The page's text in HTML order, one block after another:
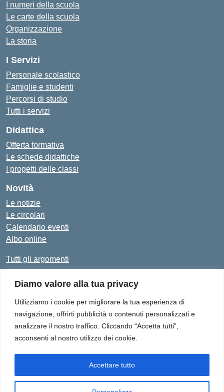
Diamo valore alla tua privacy
Utilizziamo i cookie per migliorare la tua esperienza di
navigazione, offrirti pubblicità o contenuti personalizzati e
analizzare il nostro traffico. Cliccando “Accetta tutti”,
acconsenti al nostro utilizzo dei cookie.
Accettare tutto
I numeri della scuola
Le carte della scuola
Organizzazione
La storia
I Servizi
Personale scolastico
Famiglie e studenti
Percorsi di studio
Tutti i servizi
Didattica
Offerta formativa
Le schede didattiche
I progetti delle classi
Novità
Le notizie
Le circolari
Calendario eventi
Albo online
Tutti gli argomenti
Amministrazione TrasparenteAlbo Online
Dichiarazione di accessibilità
Istituto Comprensivo "Don Enrico Smaldone" - Via Europa 1,
SAIC8BN00Q@pec.istruzione.it